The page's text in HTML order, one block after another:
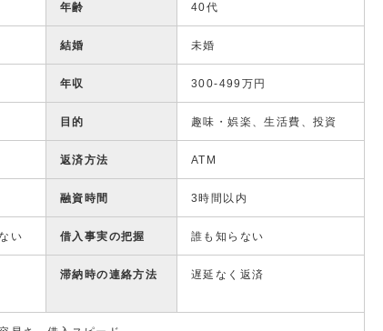
年齢 40代
結婚 未婚
年収 300-499万円
目的 趣味・娯楽、生活費、投資
返済方法 ATM
融資時間 3時間以内
い 借入事実の把握 誰も知らない
滞納時の連絡方法 遅延なく返済